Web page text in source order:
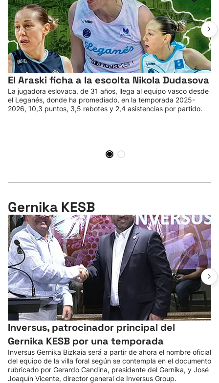
El Araski ficha a la escolta Nikola Dudasova
La jugadora eslovaca, de 31 años, llega al equipo vasco desde
el Leganés, donde ha promediado, en la temporada 2025-
2026, 10,3 puntos, 3,5 rebotes y 2,4 asistencias por partido.
Gernika KESB
Inversus, patrocinador principal del
Gernika KESB por una temporada
Inversus Gernika Bizkaia será a partir de ahora el nombre oficial
del equipo de la villa foral según se contempla en el documento
rubricado por Gerardo Candina, presidente del Gernika, y José
Joaquín Vicente, director general de Inversus Group.